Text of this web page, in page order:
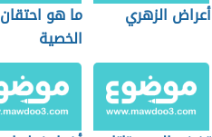
أعراض الزهري
ما هو احتقان
الخصية